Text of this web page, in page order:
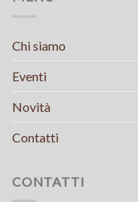
Chi siamo
Eventi
Novità
Contatti
CONTATTI